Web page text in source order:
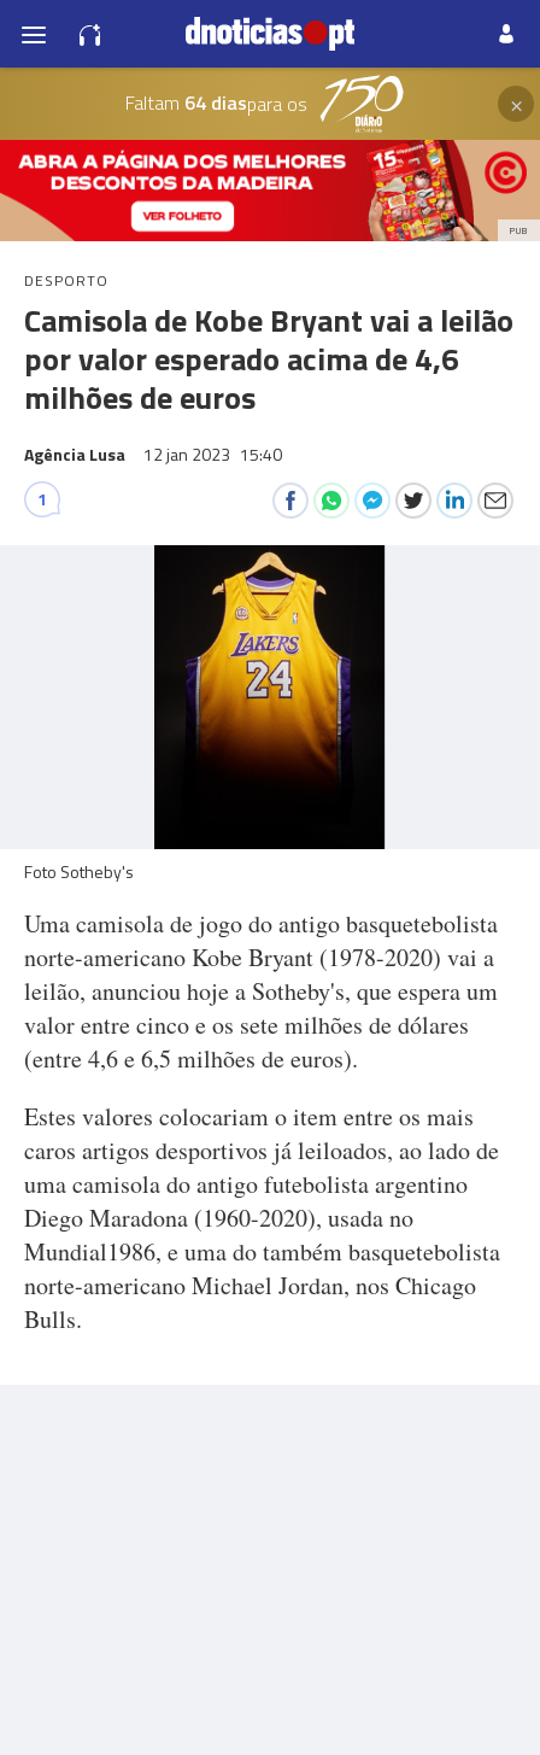
Faltam 64 diaspara os ×
PUB
DESPORTO
Camisola de Kobe Bryant vai a leilão
por valor esperado acima de 4,6
milhões de euros
Agência Lusa 12 jan 2023 15:40
1
Foto Sotheby's
Uma camisola de jogo do antigo basquetebolista
norte-americano Kobe Bryant (1978-2020) vai a
leilão, anunciou hoje a Sotheby's, que espera um
valor entre cinco e os sete milhões de dólares
(entre 4,6 e 6,5 milhões de euros).
Estes valores colocariam o item entre os mais
caros artigos desportivos já leiloados, ao lado de
uma camisola do antigo futebolista argentino
Diego Maradona (1960-2020), usada no
Mundial1986, e uma do também basquetebolista
norte-americano Michael Jordan, nos Chicago
Bulls.